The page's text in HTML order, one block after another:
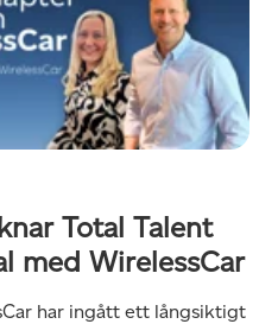
Total Talent
med WirelessCar
har ingått ett långsiktigt